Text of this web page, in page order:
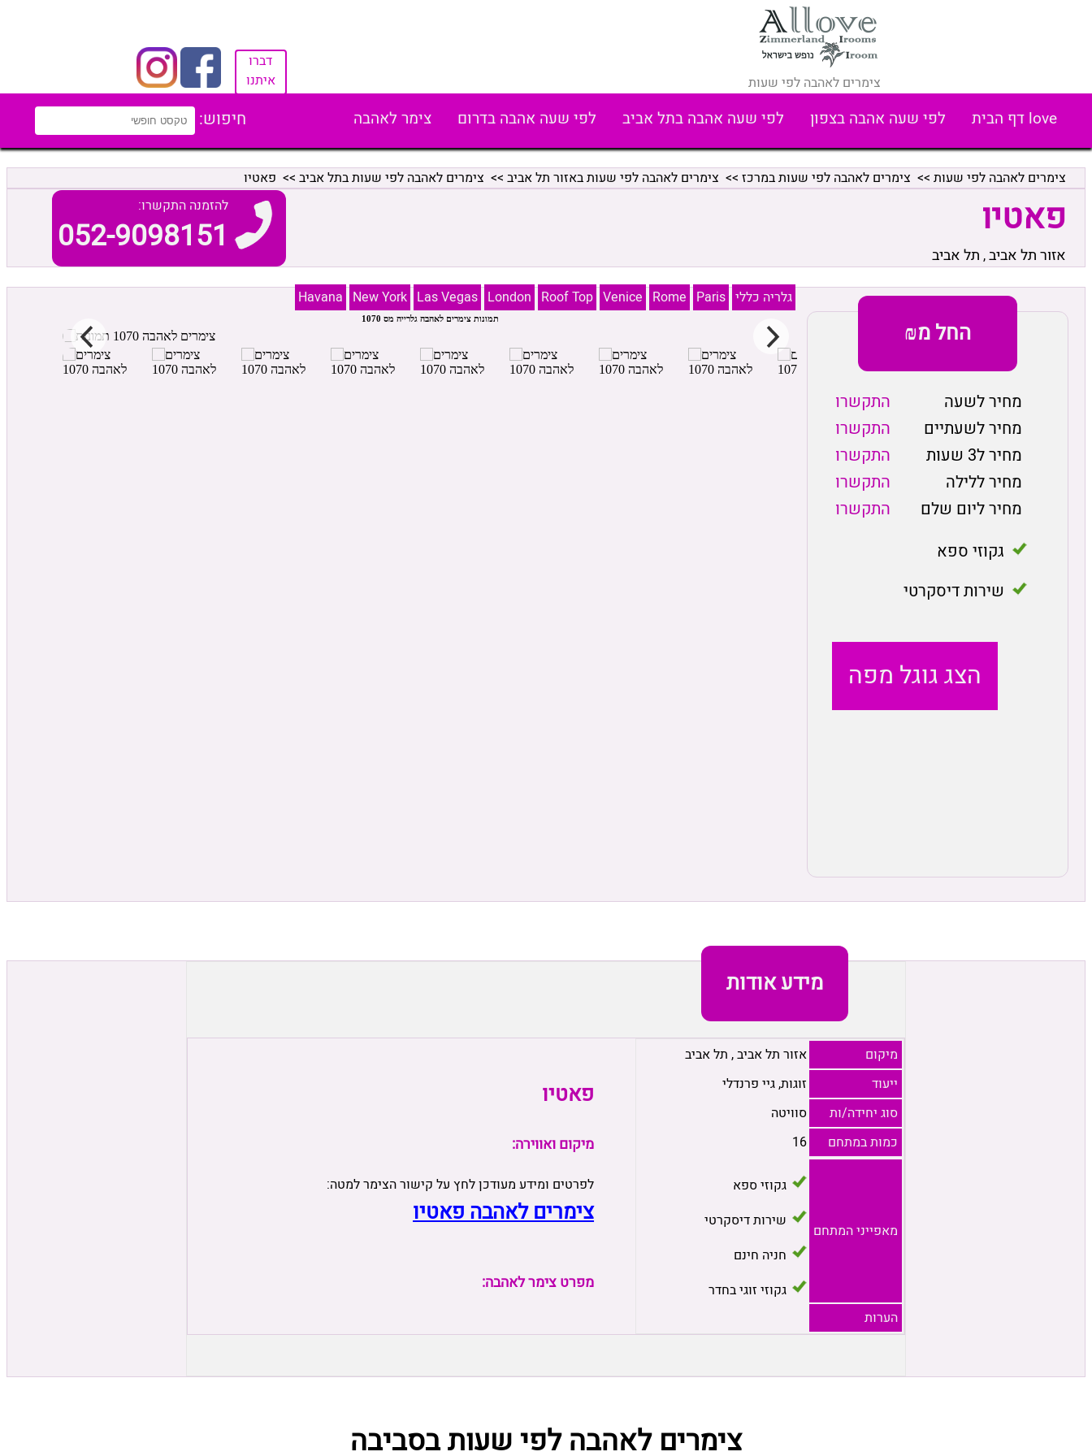
צימרים לאהבה לפי שעות
דברו
איתנו
love דף הבית לפי שעה אהבה בצפון לפי שעה אהבה בתל אביב לפי שעה אהבה בדרום צימר לאהבה חיפוש:
צימרים לאהבה לפי שעות >> צימרים לאהבה לפי שעות במרכז >> צימרים לאהבה לפי שעות באזור תל אביב >> צימרים לאהבה לפי שעות בתל אביב >> פאטיו
פאטיו
אזור תל אביב, תל אביב
להזמנה התקשרו:
052-9098151
החל מ₪
מחיר לשעה
התקשרו
מחיר לשעתיים
התקשרו
מחיר ל3 שעות
התקשרו
מחיר ללילה
התקשרו
מחיר ליום שלם
התקשרו
גקוזי ספא
שירות דיסקרטי
הצג גוגל מפה
גלריה כללי Havana New York Las Vegas London Roof Top Venice Rome Paris
מידע אודות
מיקום אזור תל אביב, תל אביב
ייעוד
זוגות, גיי פרנדלי
סוג יחידה/ות
סוויטה
כמות במתחם
16
מאפייני המתחם
גקוזי ספא
שירות דיסקרטי
חניה חינם
גקוזי זוגי בחדר
הערות
פאטיו
מיקום ואווירה:
לפרטים ומידע מעודכן לחץ על קישור הצימר למטה:
צימרים לאהבה פאטיו
מפרט צימר לאהבה:
צימרים לאהבה לפי שעות בסביבה